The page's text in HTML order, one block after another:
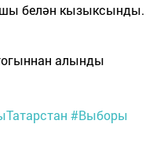
белән кызыксынды.
алынды
#Выборы